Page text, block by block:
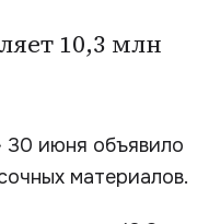
10,3 млн
30 июня объявило
материалов.